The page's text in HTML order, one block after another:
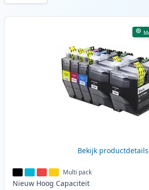
Producten
Bekijk productdetails
Multi pack
Nieuw Hoog Capaciteit